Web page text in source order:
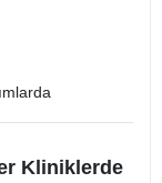
Kliniklerde